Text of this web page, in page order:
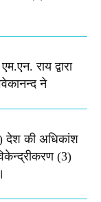
राय द्वारा
ने
देश की अधिकांश
(3)